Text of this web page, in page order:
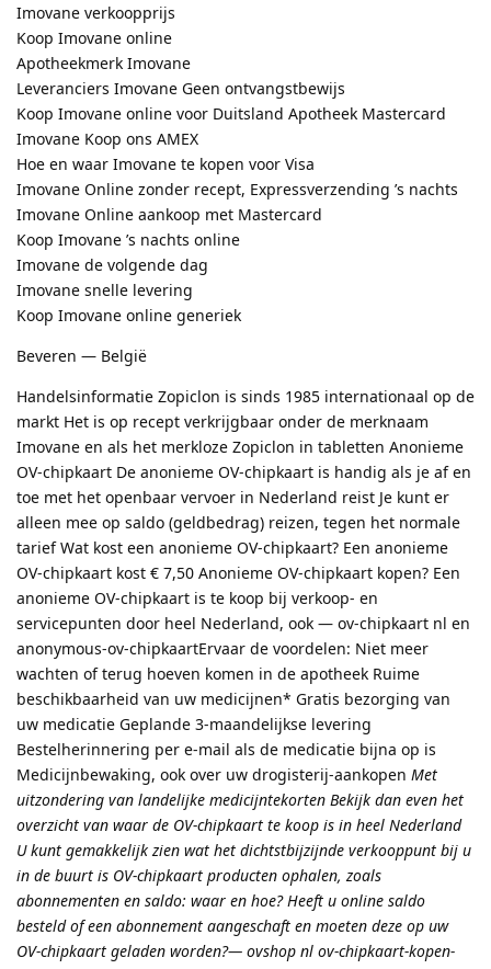
Imovane verkoopprijs
Koop Imovane online
Apotheekmerk Imovane
Leveranciers Imovane Geen ontvangstbewijs
Koop Imovane online voor Duitsland Apotheek Mastercard
Imovane Koop ons AMEX
Hoe en waar Imovane te kopen voor Visa
Imovane Online zonder recept, Expressverzending ’s nachts
Imovane Online aankoop met Mastercard
Koop Imovane ’s nachts online
Imovane de volgende dag
Imovane snelle levering
Koop Imovane online generiek
Beveren — België
Handelsinformatie Zopiclon is sinds 1985 internationaal op de
markt Het is op recept verkrijgbaar onder de merknaam
Imovane en als het merkloze Zopiclon in tabletten Anonieme
OV-chipkaart De anonieme OV-chipkaart is handig als je af en
toe met het openbaar vervoer in Nederland reist Je kunt er
alleen mee op saldo (geldbedrag) reizen, tegen het normale
tarief Wat kost een anonieme OV-chipkaart? Een anonieme
OV-chipkaart kost € 7,50 Anonieme OV-chipkaart kopen? Een
anonieme OV-chipkaart is te koop bij verkoop- en
servicepunten door heel Nederland, ook — ov-chipkaart nl en
anonymous-ov-chipkaartErvaar de voordelen: Niet meer
wachten of terug hoeven komen in de apotheek Ruime
beschikbaarheid van uw medicijnen* Gratis bezorging van
uw medicatie Geplande 3-maandelijkse levering
Bestelherinnering per e-mail als de medicatie bijna op is
Medicijnbewaking, ook over uw drogisterij-aankopen Met
uitzondering van landelijke medicijntekorten Bekijk dan even het
overzicht van waar de OV-chipkaart te koop is in heel Nederland
U kunt gemakkelijk zien wat het dichtstbijzijnde verkooppunt bij u
in de buurt is OV-chipkaart producten ophalen, zoals
abonnementen en saldo: waar en hoe? Heeft u online saldo
besteld of een abonnement aangeschaft en moeten deze op uw
OV-chipkaart geladen worden?— ovshop nl ov-chipkaart-kopen-